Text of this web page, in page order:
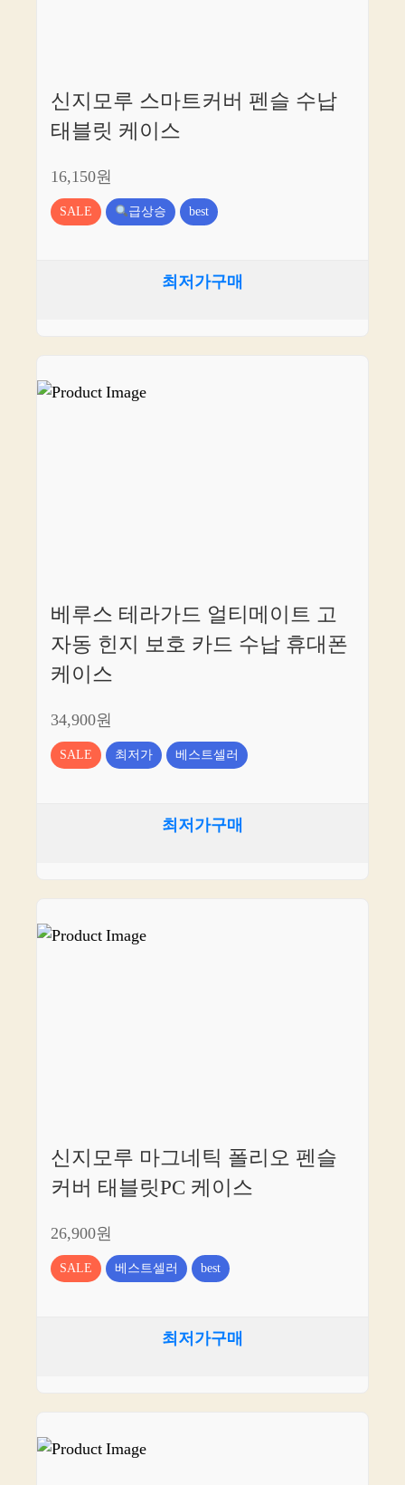
신지모루 스마트커버 펜슬 수납
태블릿 케이스
16,150원
SALE 급상승 best
최저가구매
베루스 테라가드 얼티메이트 고
자동 힌지 보호 카드 수납 휴대폰
케이스
34,900원
SALE 최저가 베스트셀러
최저가구매
신지모루 마그네틱 폴리오 펜슬
커버 태블릿PC 케이스
26,900원
SALE 베스트셀러 best
최저가구매